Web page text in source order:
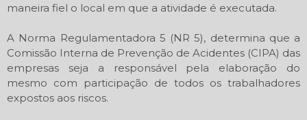
maneira fiel o local em que a atividade é executada.
A Norma Regulamentadora 5 (NR 5), determina que a
Comissão Interna de Prevenção de Acidentes (CIPA) das
empresas seja a responsável pela elaboração do
mesmo com participação de todos os trabalhadores
expostos aos riscos.